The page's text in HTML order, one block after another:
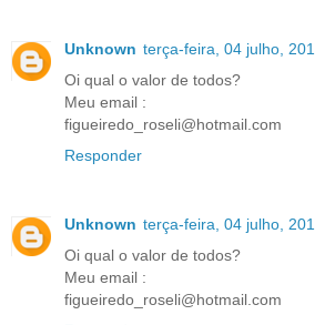
Unknown terça-feira, 04 julho,
Oi qual o valor de todos?
Meu email :
figueiredo_roseli@hotmail.com
Responder
Unknown terça-feira, 04 julho,
Oi qual o valor de todos?
Meu email :
figueiredo_roseli@hotmail.com